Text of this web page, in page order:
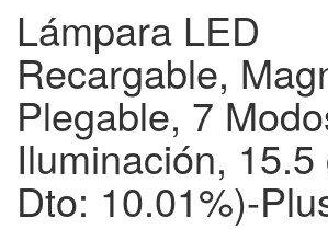
Lámpara LED
Recargable,
Plegable, 7
Iluminación, 15.5
Dto: 10.01%)-